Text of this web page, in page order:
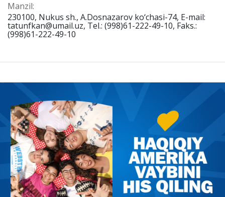
Manzil:
230100, Nukus sh., A.Dosnazarov ko‘chasi-74, E-mail:
tatunfkan@umail.uz, Tel.: (998)61-222-49-10, Faks.:
(998)61-222-49-10